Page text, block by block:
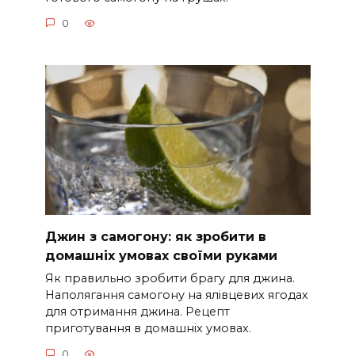
0
Джин з самогону: як зробити в
домашніх умовах своїми руками
Як правильно зробити брагу для джина.
Наполягання самогону на ялівцевих ягодах
для отримання джина. Рецепт
приготування в домашніх умовах.